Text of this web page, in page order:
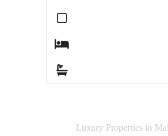
Luxury Properties in